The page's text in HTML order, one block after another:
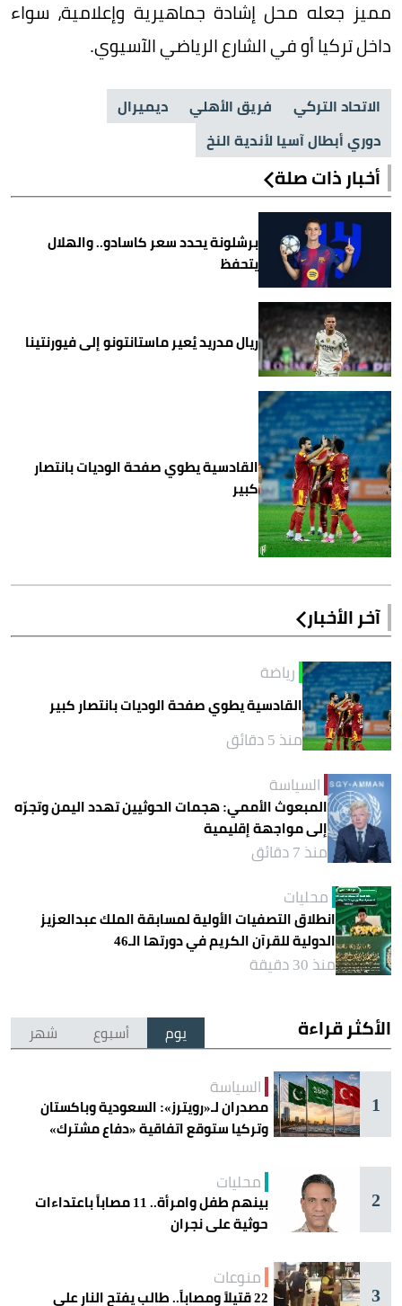
مميز جعله محل إشادة جماهيرية وإعلامية، سواء
داخل تركيا أو في الشارع الرياضي الآسيوي.
الاتحاد التركي فريق الأهلي
ديميرال
دوري أبطال آسيا لأندية النخ
أخبار ذات صلة
برشلونة يحدد سعر كاسادو.. والهلال
يتحفظ
ريال مدريد يُعير ماستانتونو إلى فيورنتينا
القادسية يطوي صفحة الوديات بانتصار
كبير
آخر الأخبار
رياضة
القادسية يطوي صفحة الوديات بانتصار كبير
منذ 5 دقائق
السياسة
المبعوث الأممي: هجمات الحوثيين تهدد اليمن وتجرّه
إلى مواجهة إقليمية
منذ 7 دقائق
محليات
انطلاق التصفيات الأولية لمسابقة الملك عبدالعزيز
الدولية للقرآن الكريم في دورتها الـ46
منذ 30 دقيقة
الأكثر قراءة يوم أسبوع شهر
1
السياسة
مصدران لـ«رويترز»: السعودية وباكستان
وتركيا ستوقع اتفاقية «دفاع مشترك»
2
محليات
بينهم طفل وامرأة.. 11 مصاباً باعتداءات
حوثية على نجران
3
منوعات
22 قتيلاً ومصاباً.. طالب يفتح النار على